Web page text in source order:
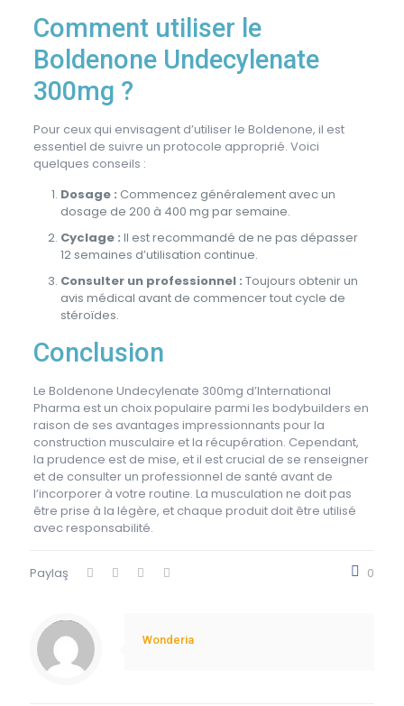
Comment utiliser le
Boldenone Undecylenate
300mg ?
Pour ceux qui envisagent d’utiliser le Boldenone, il est
essentiel de suivre un protocole approprié. Voici
quelques conseils :
Dosage : Commencez généralement avec un
dosage de 200 à 400 mg par semaine.
Cyclage : Il est recommandé de ne pas dépasser
12 semaines d’utilisation continue.
Consulter un professionnel : Toujours obtenir un
avis médical avant de commencer tout cycle de
stéroïdes.
Conclusion
Le Boldenone Undecylenate 300mg d’International
Pharma est un choix populaire parmi les bodybuilders en
raison de ses avantages impressionnants pour la
construction musculaire et la récupération. Cependant,
la prudence est de mise, et il est crucial de se renseigner
et de consulter un professionnel de santé avant de
l’incorporer à votre routine. La musculation ne doit pas
être prise à la légère, et chaque produit doit être utilisé
avec responsabilité.
Paylaş 0
Warning
/home/derman/public_html/wp-content/themes/betheme/includes/content-single.php
on line
286
Wonderia